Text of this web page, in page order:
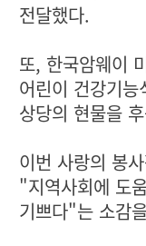
전달했다.
또, 한국암웨이
어린이 건강기
상당의 현물을
이번 사랑의 봉
"지역사회에 도
기쁘다"는 소감